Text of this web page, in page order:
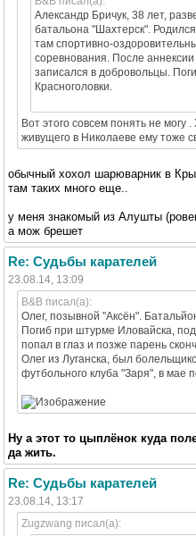
Александр Бричук, 38 лет,
батальона "Шахтерск".
там спортивно-
соревнования. После
записался в добровольцы.
Красноголовки.
Вот этого совсем понять не могу
живущего в Николаеве ему тоже
обычный хохол шарюварник в
там таких много еще..
у меня знакомый из Алушты
а мож брешет
Re: Судьбы карателей
23.08.14, 13:09
B&B писал(а):
Олег, позывной "Аксён".
Погиб при штурме Иловайска,
попал в глаз и позже парень
Олег из Луганска, был
футбольного клуба "Заря", в мае
Ну а этот то цыплёнок куда
да жить.
Re: Судьбы карателей
23.08.14, 13:17
Zugzwang писал(а):